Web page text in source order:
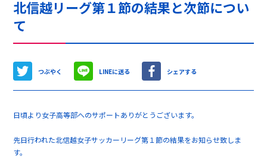
北信越リーグ第１節の結果と次節につい
て
つぶやく LINEに送る シェアする
日頃より女子高等部へのサポートありがとうございます。
先日行われた北信越女子サッカーリーグ第１節の結果をお知らせ致しま
す。